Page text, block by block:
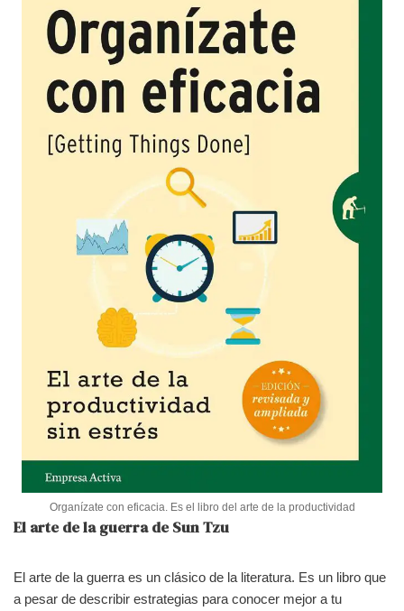
Organízate con eficacia. Es el libro del arte de la productividad
El arte de la guerra de Sun Tzu
El arte de la guerra es un clásico de la literatura. Es un libro que
a pesar de describir estrategias para conocer mejor a tu